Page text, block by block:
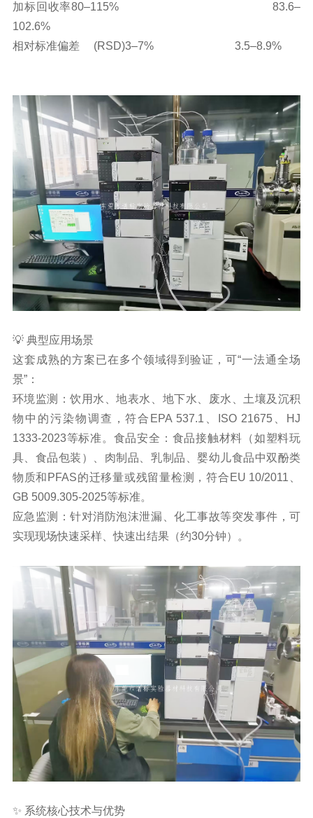
加标回收率80–115% 83.6–
102.6%
相对标准偏差 (RSD)3–7%3.5–8.9%
💡 典型应用场景
这套成熟的方案已在多个领域得到验证，可“一法通全场
景”：
环境监测：饮用水、地表水、地下水、废水、土壤及沉积
物中的污染物调查，符合EPA 537.1、ISO 21675、HJ
1333-2023等标准。 食品安全：食品接触材料（如塑料玩
具、食品包装）、肉制品、乳制品、婴幼儿食品中双酚类
物质和PFAS的迁移量或残留量检测，符合EU 10/2011、
GB 5009.305-2025等标准。
应急监测：针对消防泡沫泄漏、化工事故等突发事件，可
实现现场快速采样、快速出结果（约30分钟）。
✨ 系统核心技术与优势